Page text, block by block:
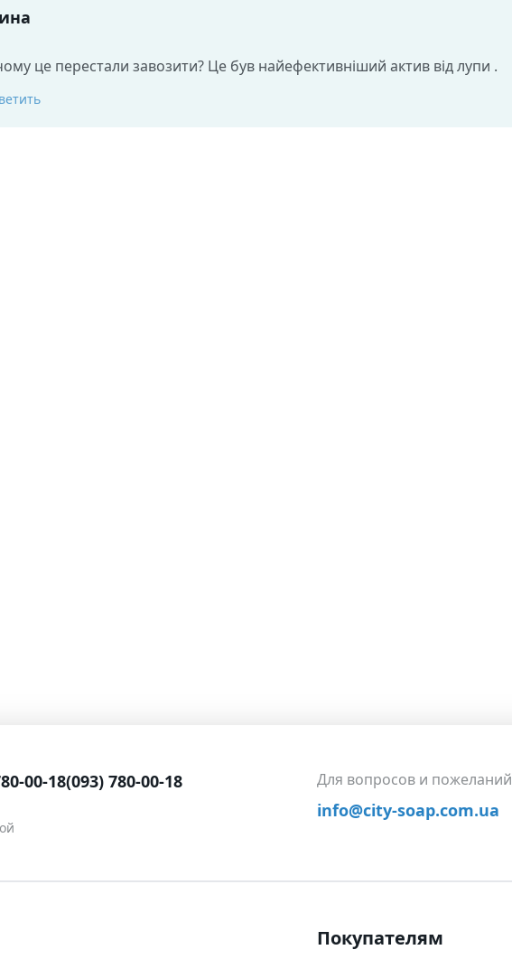
це перестали завозити? Це був найефективніший актив від лупи .
00-18(093) 780-00-18 Для вопросов и пожеланий
info@city-soap.com.ua
Покупателям